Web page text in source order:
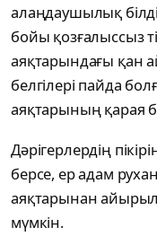
алаңдаушылық
бойы қозғалыссыз
аяқтарындағы қан
белгілері пайда
аяқтарының қарая
Дәрігерлердің
берсе, ер адам
аяқтарынан
мүмкін.